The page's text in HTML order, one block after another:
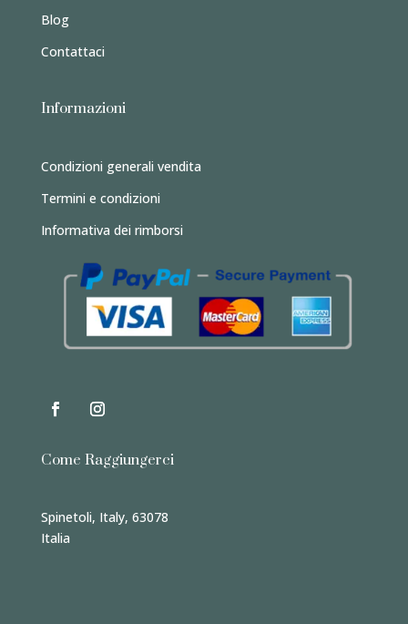
Blog
Contattaci
Informazioni
Condizioni generali vendita
Termini e condizioni
Informativa dei rimborsi
Come Raggiungerci
Spinetoli, Italy, 63078
Italia